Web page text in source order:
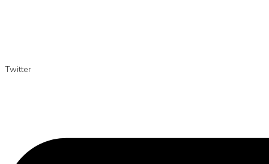
Twitter